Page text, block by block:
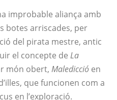
improbable aliança amb
botes arriscades, per
del pirata mestre, antic
el concepte de La
món obert, Maledicció en
que funcionen com a
en l’exploració.